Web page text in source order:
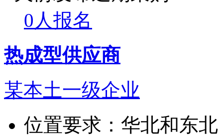
0人报名
热成型供应商
某本土一级企业
位置要求： 华北和东北